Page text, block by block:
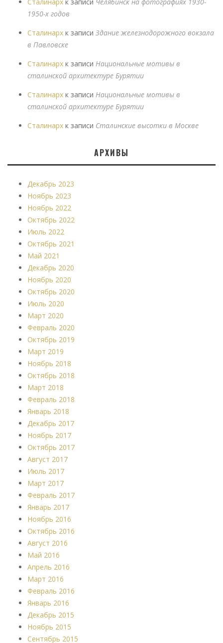
1950-х годов
Сталинарх к записи Здание железнодорожного вокзала
в Павловске
Сталинарх к записи Национальные мотивы в
сталинской архитектуре Бурятии
Сталинарх к записи Национальные мотивы в
сталинской архитектуре Бурятии
Сталинарх к записи Сталинские высотки в Москве
АРХИВЫ
Декабрь 2023
Ноябрь 2023
Ноябрь 2022
Октябрь 2022
Июль 2022
Октябрь 2021
Май 2021
Декабрь 2020
Ноябрь 2020
Октябрь 2020
Июль 2020
Март 2020
Февраль 2020
Октябрь 2019
Март 2019
Ноябрь 2018
Октябрь 2018
Март 2018
Февраль 2018
Январь 2018
Декабрь 2017
Ноябрь 2017
Октябрь 2017
Август 2017
Июль 2017
Март 2017
Февраль 2017
Январь 2017
Ноябрь 2016
Октябрь 2016
Август 2016
Май 2016
Апрель 2016
Март 2016
Февраль 2016
Январь 2016
Декабрь 2015
Ноябрь 2015
Сентябрь 2015